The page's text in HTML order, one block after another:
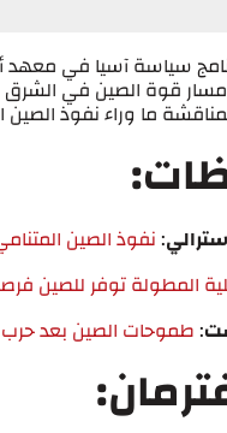
سياسة آسيا في معهد
مسار قوة الصين في
ما وراء نفوذ
:نفوذ الصين
المطولة توفر للصين
:طموحات الصين بعد